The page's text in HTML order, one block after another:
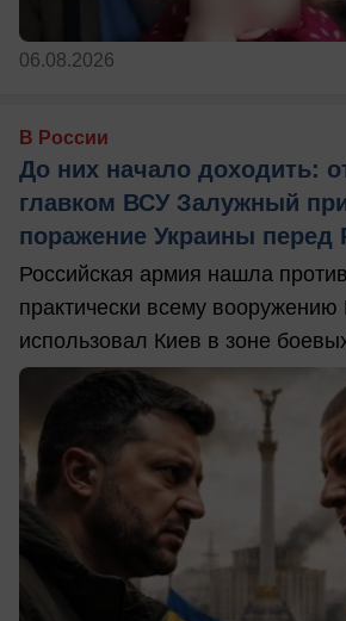
06.08.2026
В России
До них начало доходить:
главком ВСУ Залужный
поражение Украины перед
Российская армия нашла
практически всему
использовал Киев в зоне